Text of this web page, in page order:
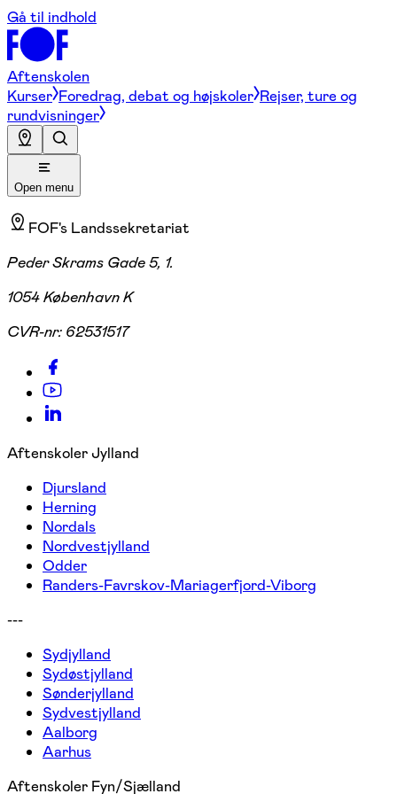
Gå til indhold
Aftenskolen
Kurser Foredrag, debat og højskoler Rejser, ture og
rundvisninger
Open menu
FOF's Landssekretariat
Peder Skrams Gade 5, 1.
1054 København K
CVR-nr: 62531517
Aftenskoler Jylland
Djursland
Herning
Nordals
Nordvestjylland
Odder
Randers-Favrskov-Mariagerfjord-Viborg
---
Sydjylland
Sydøstjylland
Sønderjylland
Sydvestjylland
Aalborg
Aarhus
Aftenskoler Fyn/Sjælland